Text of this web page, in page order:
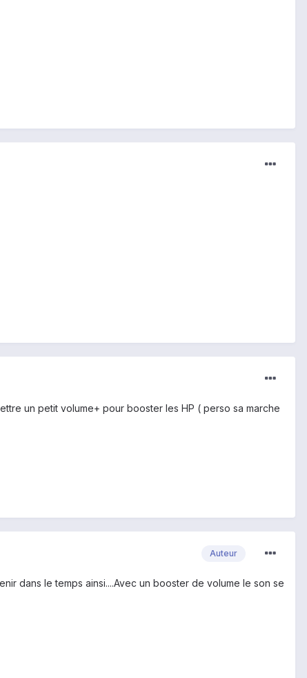
un petit volume+ pour booster les HP ( perso sa marche
Auteur
dans le temps ainsi....Avec un booster de volume le son se